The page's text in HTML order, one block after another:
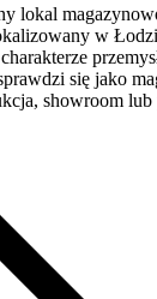
lokal
w
się jako
showroom